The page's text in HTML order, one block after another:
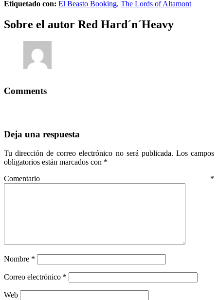
Etiquetado con: El Beasto Booking, The Lords of Altamont
Sobre el autor Red Hard´n´Heavy
Comments
Deja una respuesta
Tu dirección de correo electrónico no será publicada. Los campos
obligatorios están marcados con *
Comentario *
Nombre *
Correo electrónico *
Web